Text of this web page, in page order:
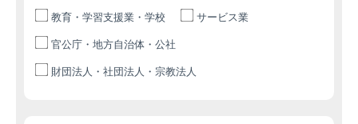
教育・学習支援業・学校 サービス業
官公庁・地方自治体・公社
財団法人・社団法人・宗教法人